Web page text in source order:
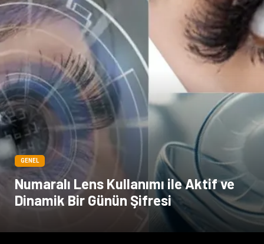
Periyodik Kontrol Spor Malzemeleri
İthalat İhracat Kiralama Servisleri
Alüminyum Restaurant
GENEL
Numaralı Lens Kullanımı ile Aktif ve
Dinamik Bir Günün Şifresi